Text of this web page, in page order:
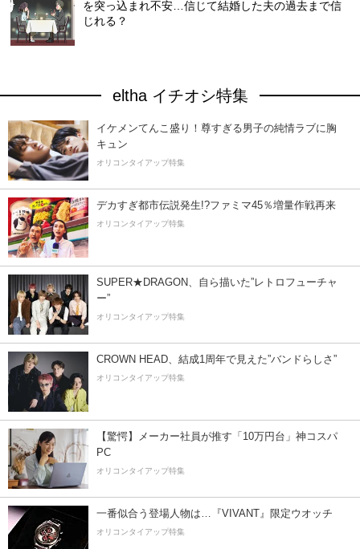
を突っ込まれ不安…信じて結婚した夫の過去まで信
じれる？
eltha イチオシ特集
イケメンてんこ盛り！尊すぎる男子の純情ラブに胸
キュン
オリコンタイアップ特集
デカすぎ都市伝説発生!?ファミマ45％増量作戦再来
オリコンタイアップ特集
SUPER★DRAGON、自ら描いた”レトロフューチャ
ー”
オリコンタイアップ特集
CROWN HEAD、結成1周年で見えた”バンドらしさ”
オリコンタイアップ特集
【驚愕】メーカー社員が推す「10万円台」神コスパ
PC
オリコンタイアップ特集
一番似合う登場人物は…『VIVANT』限定ウオッチ
オリコンタイアップ特集